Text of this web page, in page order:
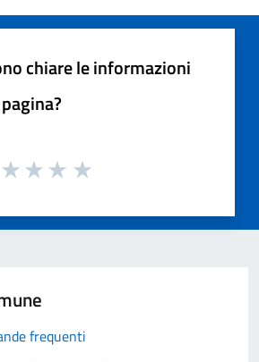
chiare le informazioni
frequenti